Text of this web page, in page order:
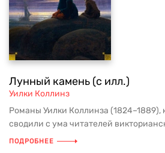
Лунный камень (с илл.)
Уилки Коллинз
Романы Уилки Коллинза (1824–1889),
сводили с ума читателей
ПОДРОБНЕЕ